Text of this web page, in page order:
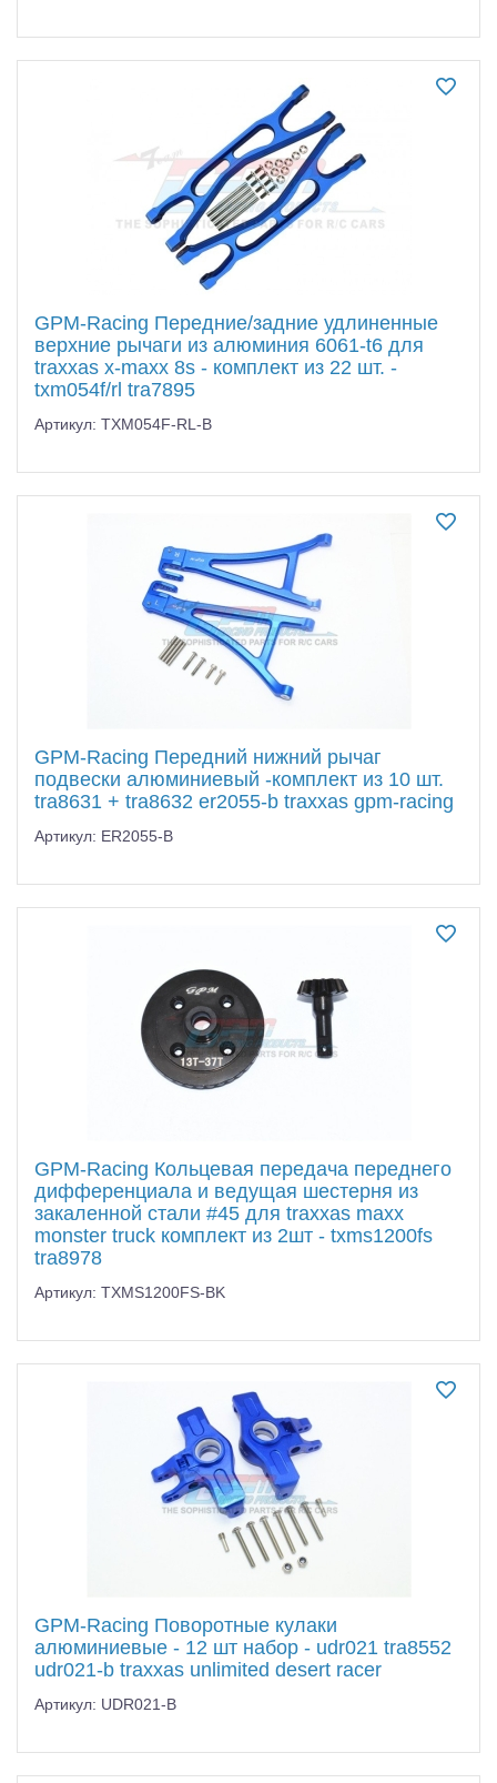
GPM-Racing Передние/задние удлиненные
верхние рычаги из алюминия 6061-t6 для
traxxas x-maxx 8s - комплект из 22 шт. -
txm054f/rl tra7895
Артикул: TXM054F-RL-B
GPM-Racing Передний нижний рычаг
подвески алюминиевый -комплект из 10 шт.
tra8631 + tra8632 er2055-b traxxas gpm-racing
Артикул: ER2055-B
GPM-Racing Кольцевая передача переднего
дифференциала и ведущая шестерня из
закаленной стали #45 для traxxas maxx
monster truck комплект из 2шт - txms1200fs
tra8978
Артикул: TXMS1200FS-BK
GPM-Racing Поворотные кулаки
алюминиевые - 12 шт набор - udr021 tra8552
udr021-b traxxas unlimited desert racer
Артикул: UDR021-B